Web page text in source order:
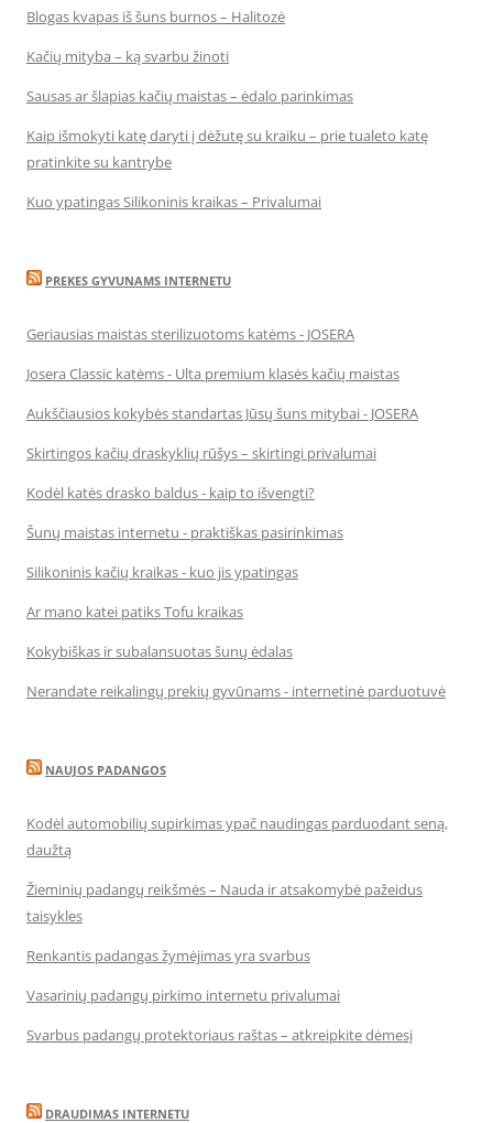
Blogas kvapas iš šuns burnos – Halitozė
Kačių mityba – ką svarbu žinoti
Sausas ar šlapias kačių maistas – ėdalo parinkimas
Kaip išmokyti katę daryti į dėžutę su kraiku – prie tualeto katę
pratinkite su kantrybe
Kuo ypatingas Silikoninis kraikas – Privalumai
PREKES GYVUNAMS INTERNETU
Geriausias maistas sterilizuotoms katėms - JOSERA
Josera Classic katėms - Ulta premium klasės kačių maistas
Aukščiausios kokybės standartas Jūsų šuns mitybai - JOSERA
Skirtingos kačių draskyklių rūšys – skirtingi privalumai
Kodėl katės drasko baldus - kaip to išvengti?
Šunų maistas internetu - praktiškas pasirinkimas
Silikoninis kačių kraikas - kuo jis ypatingas
Ar mano katei patiks Tofu kraikas
Kokybiškas ir subalansuotas šunų ėdalas
Nerandate reikalingų prekių gyvūnams - internetinė parduotuvė
NAUJOS PADANGOS
Kodėl automobilių supirkimas ypač naudingas parduodant seną,
daužtą
Žieminių padangų reikšmės – Nauda ir atsakomybė pažeidus
taisykles
Renkantis padangas žymėjimas yra svarbus
Vasarinių padangų pirkimo internetu privalumai
Svarbus padangų protektoriaus raštas – atkreipkite dėmesį
DRAUDIMAS INTERNETU